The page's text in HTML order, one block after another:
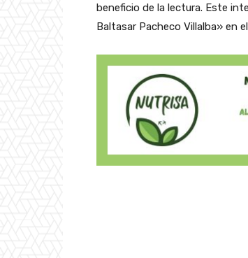
beneficio de la lectura. Este
Baltasar Pacheco Villalba» en